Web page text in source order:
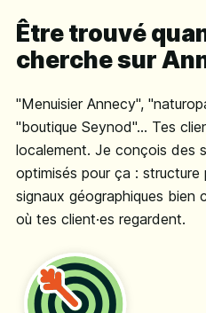
Être trouvé
cherche sur
"Menuisier Annecy",
"boutique Seynod"... Tes
localement. Je conçois des
optimisés pour ça :
signaux géographiques bien
où tes client·es regardent.